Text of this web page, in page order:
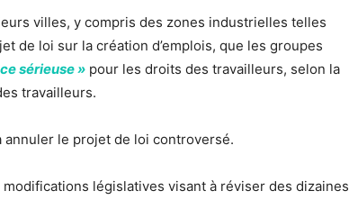
villes, y compris des zones industrielles telles
de loi sur la création d’emplois, que les groupes
sérieuse » pour les droits des travailleurs, selon la
travailleurs.
annuler le projet de loi controversé.
législatives visant à réviser des dizaines